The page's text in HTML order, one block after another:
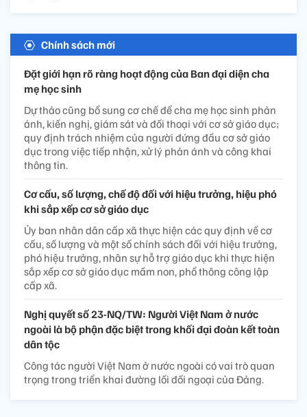
Chính sách mới
Đặt giới hạn rõ ràng hoạt động của Ban đại diện cha
mẹ học sinh
Dự thảo cũng bổ sung cơ chế để cha mẹ học sinh phản
ánh, kiến nghị, giám sát và đối thoại với cơ sở giáo dục;
quy định trách nhiệm của người đứng đầu cơ sở giáo
dục trong việc tiếp nhận, xử lý phản ánh và công khai
thông tin.
Cơ cấu, số lượng, chế độ đối với hiệu trưởng, hiệu phó
khi sắp xếp cơ sở giáo dục
Ủy ban nhân dân cấp xã thực hiện các quy định về cơ
cấu, số lượng và một số chính sách đối với hiệu trưởng,
phó hiệu trưởng, nhân sự hỗ trợ giáo dục khi thực hiện
sắp xếp cơ sở giáo dục mầm non, phổ thông công lập
cấp xã.
Nghị quyết số 23-NQ/TW: Người Việt Nam ở nước
ngoài là bộ phận đặc biệt trong khối đại đoàn kết toàn
dân tộc
Công tác người Việt Nam ở nước ngoài có vai trò quan
trọng trong triển khai đường lối đối ngoại của Đảng.